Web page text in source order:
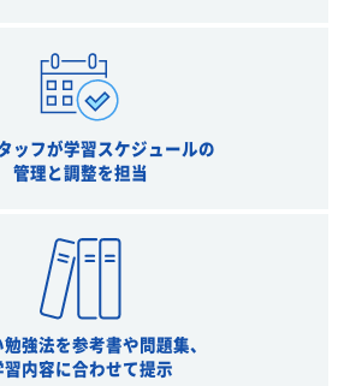
ッフが学習スケジュールの
管理と調整を担当
強法を参考書や問題集、
習内容に合わせて提示